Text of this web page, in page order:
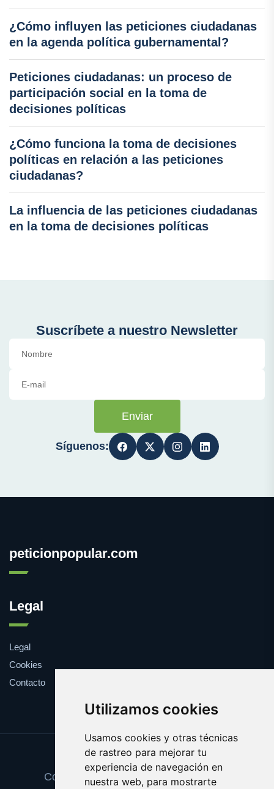
Utilizamos cookies
Usamos cookies y otras técnicas
de rastreo para mejorar tu
experiencia de navegación en
nuestra web, para mostrarte
¿Cómo influyen las peticiones ciudadanas
en la agenda política gubernamental?
Peticiones ciudadanas: un proceso de
participación social en la toma de
decisiones políticas
¿Cómo funciona la toma de decisiones
políticas en relación a las peticiones
ciudadanas?
La influencia de las peticiones ciudadanas
en la toma de decisiones políticas
Suscríbete a nuestro Newsletter
Enviar
Síguenos:
peticionpopular.com
Legal
Legal
Cookies
Contacto
Update cookies preferences
Copyright © 2025 peticionpopular.com